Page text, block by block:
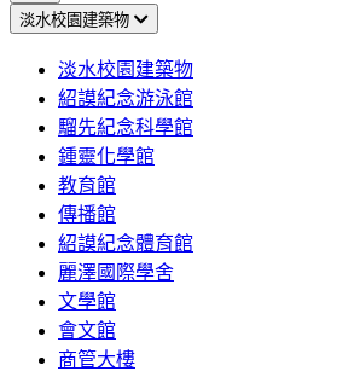
淡水校園建築物
淡水校園建築物
紹謨紀念游泳館
騮先紀念科學館
鍾靈化學館
教育館
傳播館
紹謨紀念體育館
麗澤國際學舍
文學館
會文館
商管大樓